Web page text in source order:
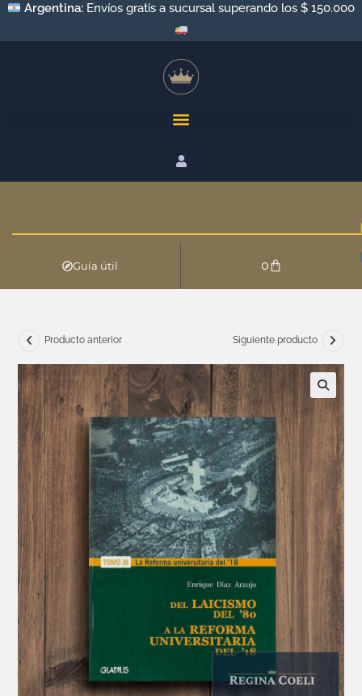
Argentina: Envíos gratis a sucursal superando los $ 150.000
Guía útil 0
Producto anterior Siguiente producto